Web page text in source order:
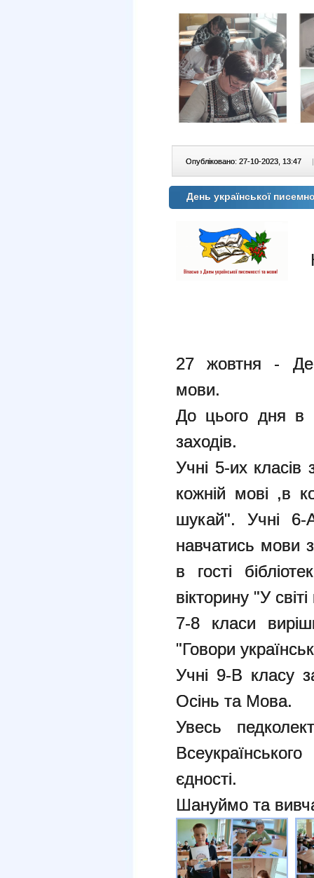
Опубліковано: 27-10-2023, 13:47 |
День української
27 жовтня -
мови.
До цього дня в
заходів.
Учні 5-их класів
кожній мові ,в
шукай". Учні
навчатись мови
в гості
вікторину "У
7-8 класи
"Говори
Учні 9-В класу
Осінь та Мова.
Увесь
єдності.
Шануймо та